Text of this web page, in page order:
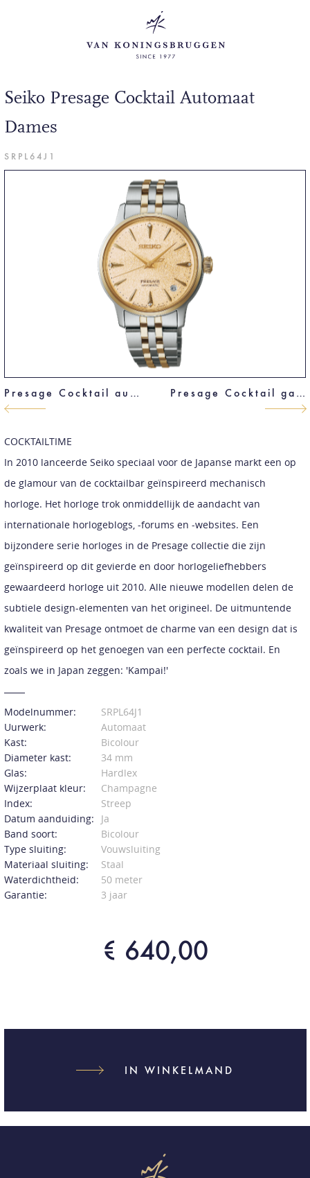
Seiko Presage Cocktail Automaat
Dames
SRPL64J1
Presage Cocktail automaat dames Presage Cocktail gangreseve
COCKTAILTIME
In 2010 lanceerde Seiko speciaal voor de Japanse markt een op
de glamour van de cocktailbar geïnspireerd mechanisch
horloge. Het horloge trok onmiddellijk de aandacht van
internationale horlogeblogs, -forums en -websites. Een
bijzondere serie horloges in de Presage collectie die zijn
geïnspireerd op dit gevierde en door horlogeliefhebbers
gewaardeerd horloge uit 2010. Alle nieuwe modellen delen de
subtiele design-elementen van het origineel. De uitmuntende
kwaliteit van Presage ontmoet de charme van een design dat is
geïnspireerd op het genoegen van een perfecte cocktail. En
zoals we in Japan zeggen: 'Kampai!'
Modelnummer:
SRPL64J1
Uurwerk:
Automaat
Kast:
Bicolour
Diameter kast:
34 mm
Glas:
Hardlex
Wijzerplaat kleur:
Champagne
Index:
Streep
Datum aanduiding:
Ja
Band soort:
Bicolour
Type sluiting:
Vouwsluiting
Materiaal sluiting:
Staal
Waterdichtheid:
50 meter
Garantie:
3 jaar
€ 640,00
IN WINKELMAND